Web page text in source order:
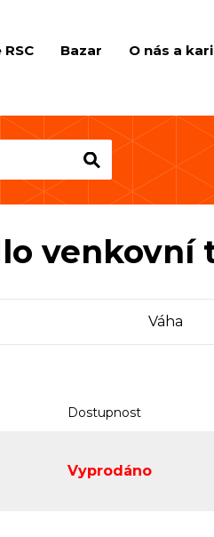
RSC Bazar O nás a
venkovní
Váha
Dostupnost
Vyprodáno